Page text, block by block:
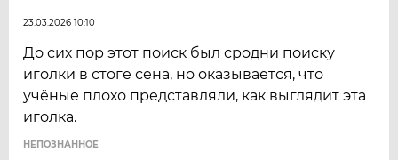
23.03.2026 10:10
До сих пор этот поиск был сродни поиску
иголки в стоге сена, но оказывается, что
учёные плохо представляли, как выглядит эта
иголка.
НЕПОЗНАННОЕ